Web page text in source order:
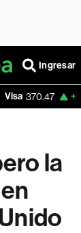
Ingresar
+0.52%
la